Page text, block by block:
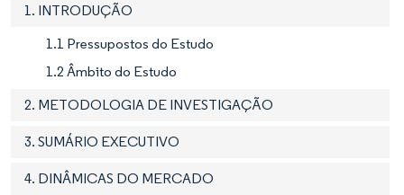
1. INTRODUÇÃO
1.1 Pressupostos do Estudo
1.2 Âmbito do Estudo
2. METODOLOGIA DE INVESTIGAÇÃO
3. SUMÁRIO EXECUTIVO
4. DINÂMICAS DO MERCADO